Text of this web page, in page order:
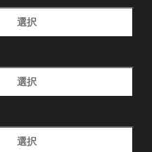
選択
選択
選択